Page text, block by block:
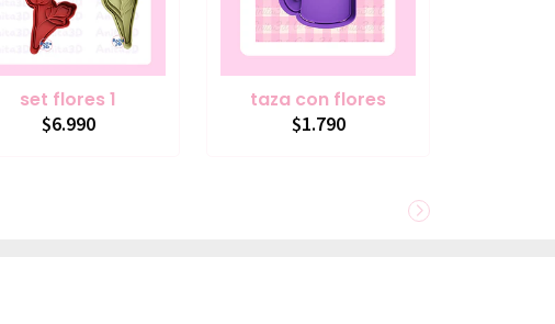
set flores 1
$6.990
taza con flores
$1.790